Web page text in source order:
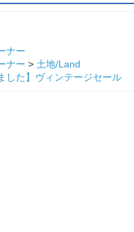
ナー
ナー > 土地/Land
した】ヴィンテージセール